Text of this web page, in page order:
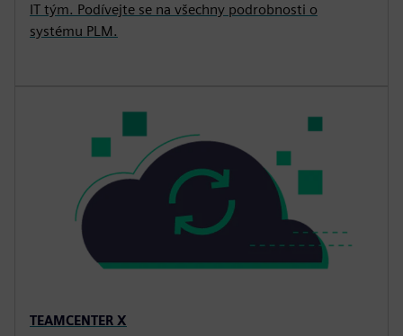
IT tým. Podívejte se na všechny podrobnosti o
systému PLM.
TEAMCENTER X